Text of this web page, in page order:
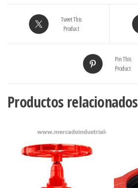
AWWA
300#
AGUA
Tweet This
Product
Pin This
Product
Productos relacionados